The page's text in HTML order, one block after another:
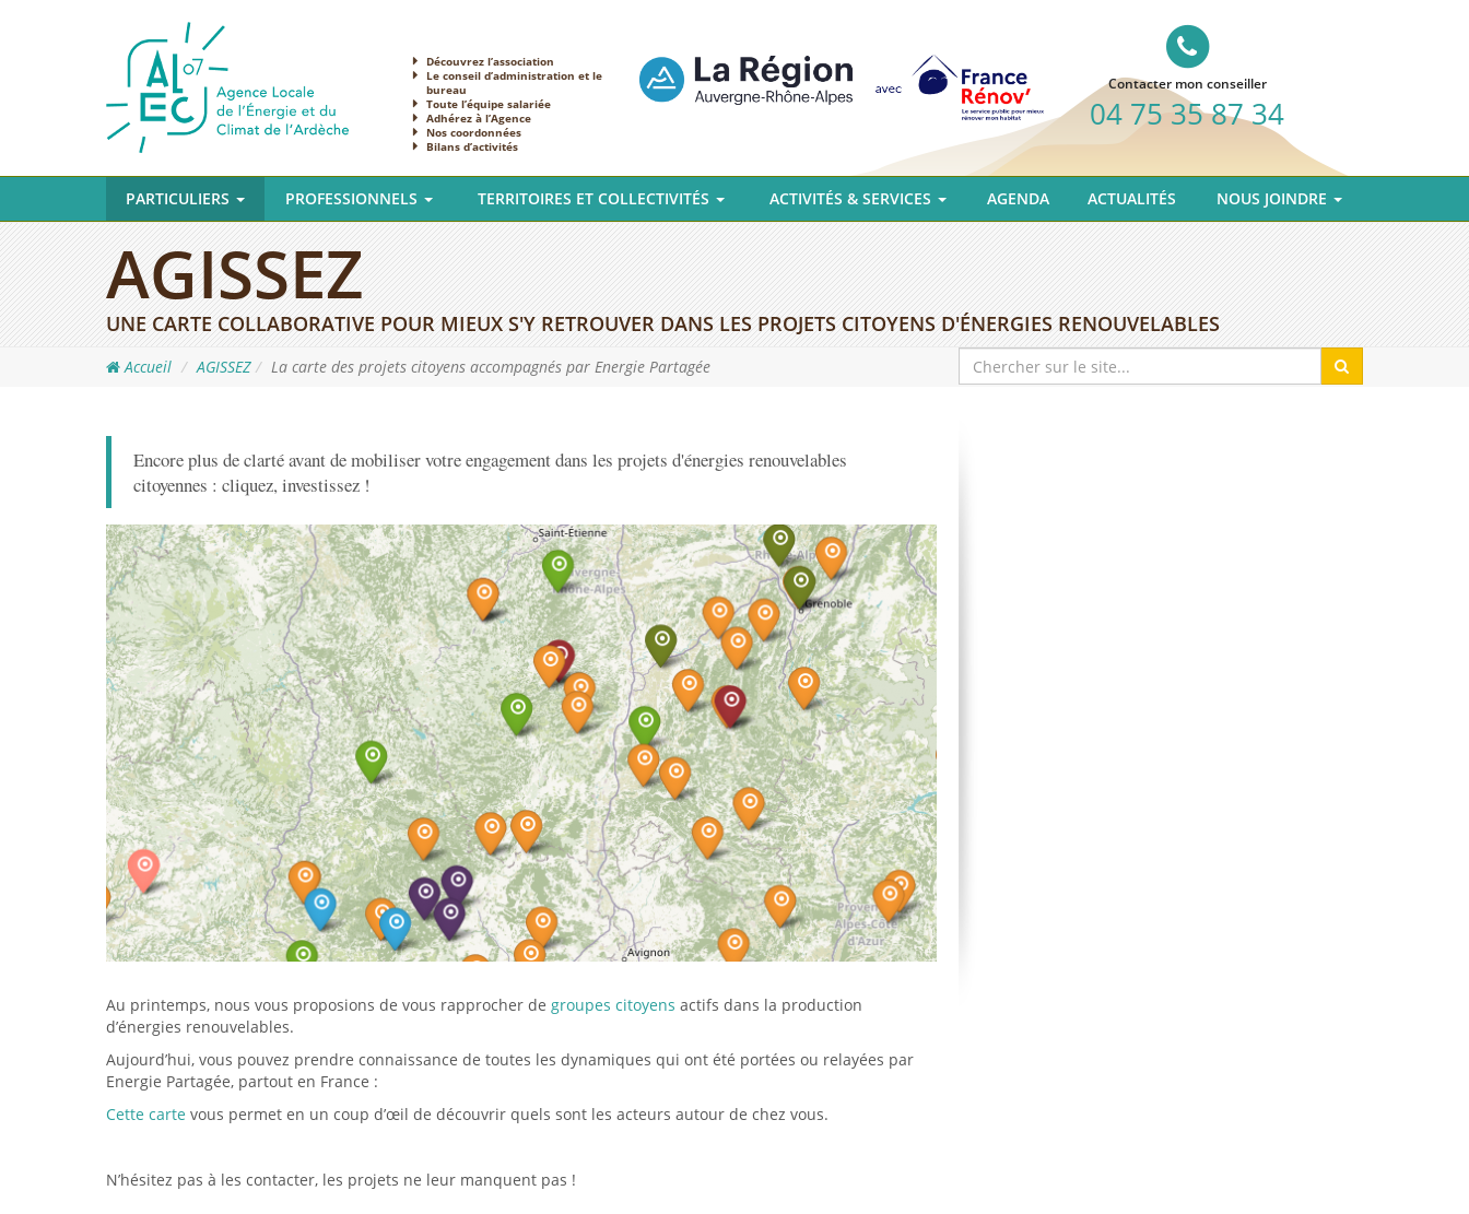
Découvrez l’association
Le conseil d’administration et le
bureau
Toute l’équipe salariée
Adhérez à l’Agence
Nos coordonnées
Bilans d’activités
Contacter mon conseiller
04 75 35 87 34
PARTICULIERS PROFESSIONNELS TERRITOIRES ET COLLECTIVITÉS ACTIVITÉS & SERVICES AGENDA ACTUALITÉS NOUS JOINDRE
AGISSEZ
UNE CARTE COLLABORATIVE POUR MIEUX S'Y RETROUVER DANS LES PROJETS CITOYENS D'ÉNERGIES RENOUVELABLES
Accueil AGISSEZ La carte des projets citoyens accompagnés par Energie Partagée
Encore plus de clarté avant de mobiliser votre engagement dans les projets d'énergies renouvelables
citoyennes : cliquez, investissez !
Au printemps, nous vous proposions de vous rapprocher de groupes citoyens actifs dans la production
d’énergies renouvelables.
Aujourd’hui, vous pouvez prendre connaissance de toutes les dynamiques qui ont été portées ou relayées par
Energie Partagée, partout en France :
Cette carte vous permet en un coup d’œil de découvrir quels sont les acteurs autour de chez vous.
N’hésitez pas à les contacter, les projets ne leur manquent pas !